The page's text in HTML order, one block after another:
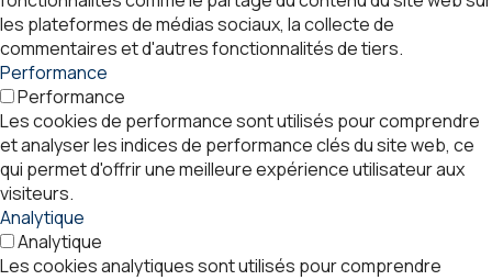
les plateformes de médias sociaux, la collecte de
commentaires et d'autres fonctionnalités de tiers.
Performance
Performance
Les cookies de performance sont utilisés pour comprendre
et analyser les indices de performance clés du site web, ce
qui permet d'offrir une meilleure expérience utilisateur aux
visiteurs.
Analytique
Analytique
Les cookies analytiques sont utilisés pour comprendre